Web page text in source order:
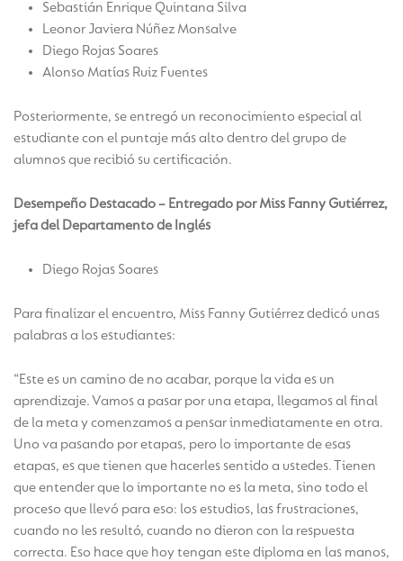
Sebastián Enrique Quintana Silva
Leonor Javiera Núñez Monsalve
Diego Rojas Soares
Alonso Matías Ruiz Fuentes
Posteriormente, se entregó un reconocimiento especial al
estudiante con el puntaje más alto dentro del grupo de
alumnos que recibió su certificación.
Desempeño Destacado – Entregado por Miss Fanny Gutiérrez,
jefa del Departamento de Inglés
Diego Rojas Soares
Para finalizar el encuentro, Miss Fanny Gutiérrez dedicó unas
palabras a los estudiantes:
“Este es un camino de no acabar, porque la vida es un
aprendizaje. Vamos a pasar por una etapa, llegamos al final
de la meta y comenzamos a pensar inmediatamente en otra.
Uno va pasando por etapas, pero lo importante de esas
etapas, es que tienen que hacerles sentido a ustedes. Tienen
que entender que lo importante no es la meta, sino todo el
proceso que llevó para eso: los estudios, las frustraciones,
cuando no les resultó, cuando no dieron con la respuesta
correcta. Eso hace que hoy tengan este diploma en las manos,